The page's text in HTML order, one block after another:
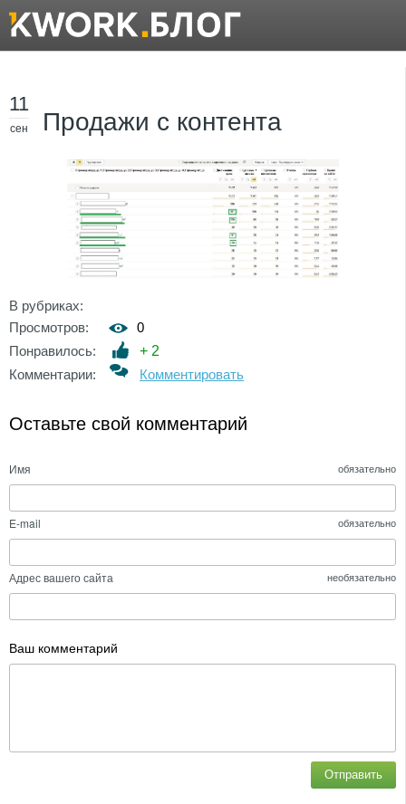
11
сен Продажи с контента
В рубриках:
Просмотров:
0
Понравилось:
+ 2
Комментарии:
Комментировать
Оставьте свой комментарий
Имя обязательно
E-mail обязательно
Адрес вашего сайта необязательно
Ваш комментарий
Отправить